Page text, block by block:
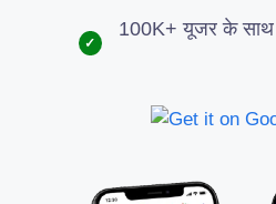
✓
100K+ यूजर के